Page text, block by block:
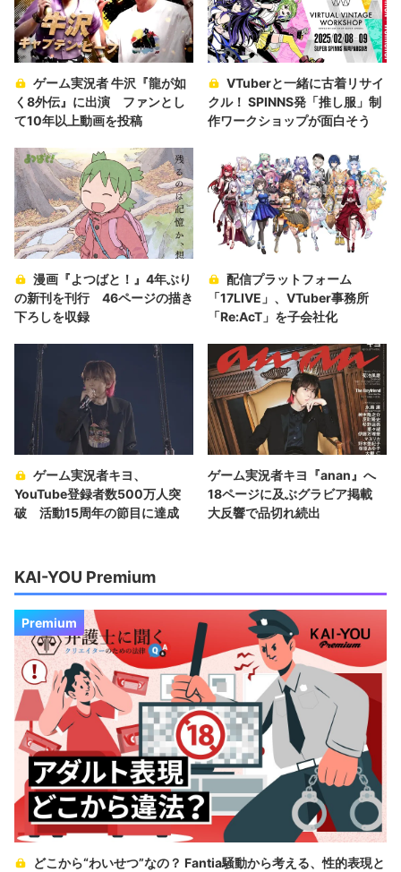
ゲーム実況者 牛沢『龍が如
く8外伝』に出演 ファンとし
て10年以上動画を投稿
VTuberと一緒に古着リサイ
クル！ SPINNS発「推し服」制
作ワークショップが面白そう
漫画『よつばと！』4年ぶり
の新刊を刊行 46ページの描き
下ろしを収録
配信プラットフォーム
「17LIVE」、VTuber事務所
「Re:AcT」を子会社化
ゲーム実況者キヨ、
YouTube登録者数500万人突
破 活動15周年の節目に達成
ゲーム実況者キヨ『anan』へ
18ページに及ぶグラビア掲載
大反響で品切れ続出
KAI-YOU Premium
Premium
どこから“わいせつ”なの？ Fantia騒動から考える、性的表現と